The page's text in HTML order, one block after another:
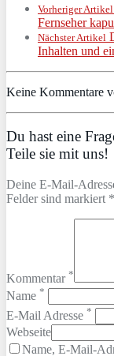
Vorheriger Artikel
Fernseher
Nächster Artikel
Inhalten und
Keine Kommentare
Du hast eine
Teile sie mit uns!
Deine E-Mail-
Felder sind markiert *
Kommentar *
Name *
E-Mail Adresse *
Webseite
Name, E-Mail-